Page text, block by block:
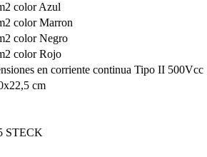
color Azul
color Marron
color Negro
color Rojo
en corriente continua Tipo II 500Vcc
cm
STECK